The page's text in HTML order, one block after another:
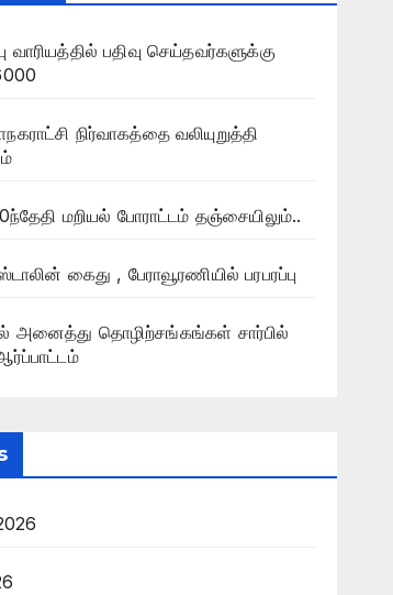
வாரியத்தில் பதிவு செய்தவர்களுக்கு
நிர்வாகத்தை வலியுறுத்தி
மறியல் போராட்டம் தஞ்சையிலும்..
கைது , பேராவூரணியில் பரபரப்பு
அனைத்து தொழிற்சங்கங்கள் சார்பில்